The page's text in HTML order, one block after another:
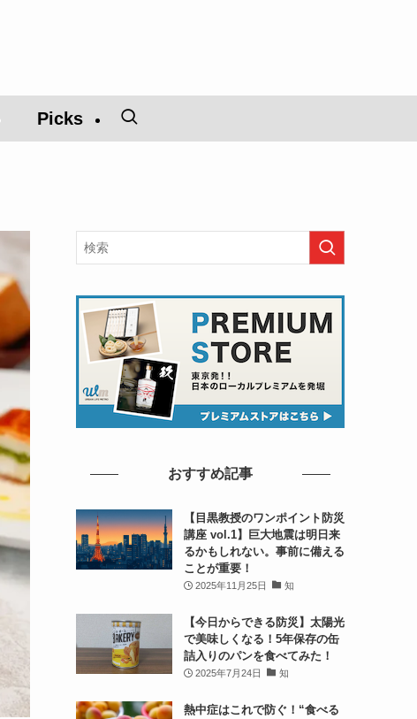
Picks
おすすめ記事
【目黒教授のワンポイント防災
講座 vol.1】巨大地震は明日来
るかもしれない。事前に備える
ことが重要！
2025年11月25日 知
【今日からできる防災】太陽光
で美味しくなる！5年保存の缶
詰入りのパンを食べてみた！
2025年7月24日 知
熱中症はこれで防ぐ！“食べる